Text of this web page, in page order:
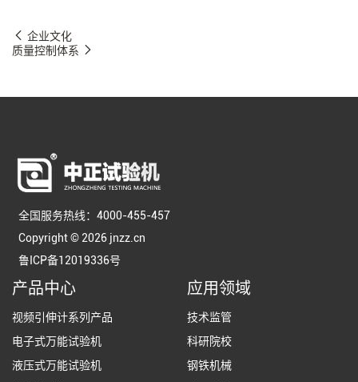
企业文化
质量控制体系
全国服务热线：4000-455-457
Copyright © 2026 jnzz.cn
鲁ICP备12019336号
产品中心
视频引伸计系列产品
电子式万能试验机
液压式万能试验机
应用领域
技术监管
科研院校
钢铁机械